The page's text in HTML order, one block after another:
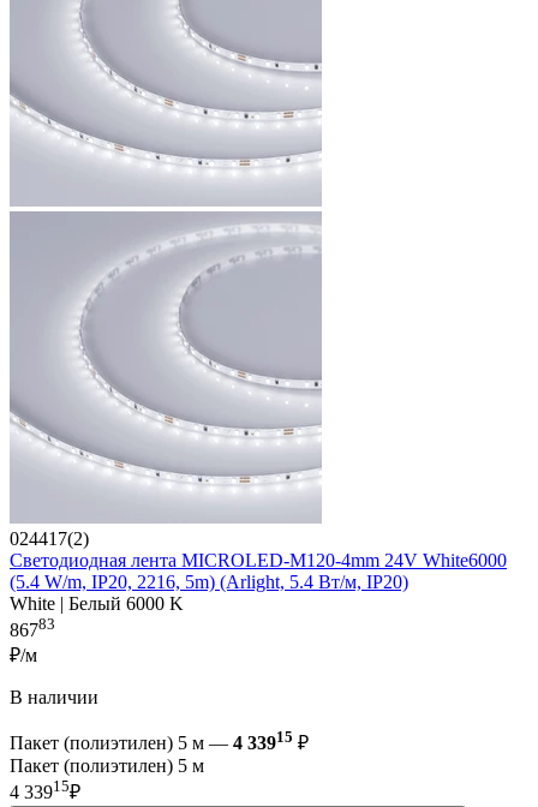
024417(2)
Светодиодная лента MICROLED-M120-4mm 24V White6000
(5.4 W/m, IP20, 2216, 5m) (Arlight, 5.4 Вт/м, IP20)
White | Белый 6000 K
86783
₽/м
В наличии
Пакет (полиэтилен) 5 м — 4 33915 ₽
Пакет (полиэтилен) 5 м
4 33915₽